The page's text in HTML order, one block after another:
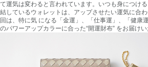
て運気は変わると言われています。いつも身につけ
結しているウォレットは、アップさせたい運気に合
回は、特に気 になる「金運」、「仕事運」、「健康
のパワーアップカラーに合った“開運財布” をお届けい